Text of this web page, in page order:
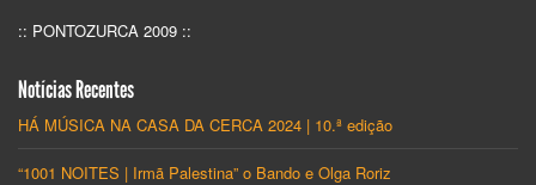
:: PONTOZURCA 2009 ::
Notícias Recentes
HÁ MÚSICA NA CASA DA CERCA 2024 | 10.ª edição
“1001 NOITES | Irmã Palestina” o Bando e Olga Roriz